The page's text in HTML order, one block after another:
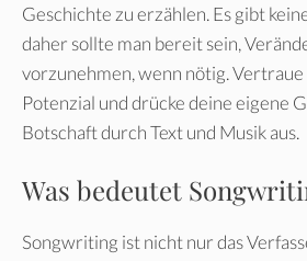
Geschichte zu erzählen. Es gibt
daher sollte man bereit sein,
vorzunehmen, wenn nötig.
Potenzial und drücke deine eigene
Botschaft durch Text und Musik aus.
Was bedeutet
Songwriting ist nicht nur das